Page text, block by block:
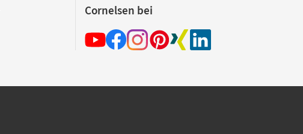
Cornelsen bei